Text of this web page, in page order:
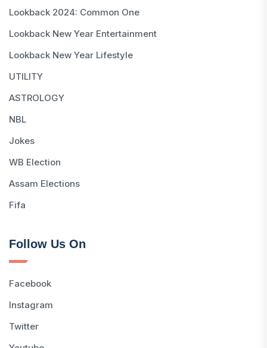
Lookback 2024: Common One
Lookback New Year Entertainment
Lookback New Year Lifestyle
UTILITY
ASTROLOGY
NBL
Jokes
WB Election
Assam Elections
Fifa
Follow Us On
Facebook
Instagram
Twitter